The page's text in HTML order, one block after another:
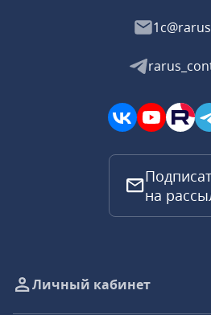
на
Личный кабинет